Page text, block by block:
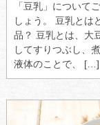
「豆乳」について
しょう。 豆乳とは
品？ 豆乳とは、大
してすりつぶし、
液体のことで、 […]